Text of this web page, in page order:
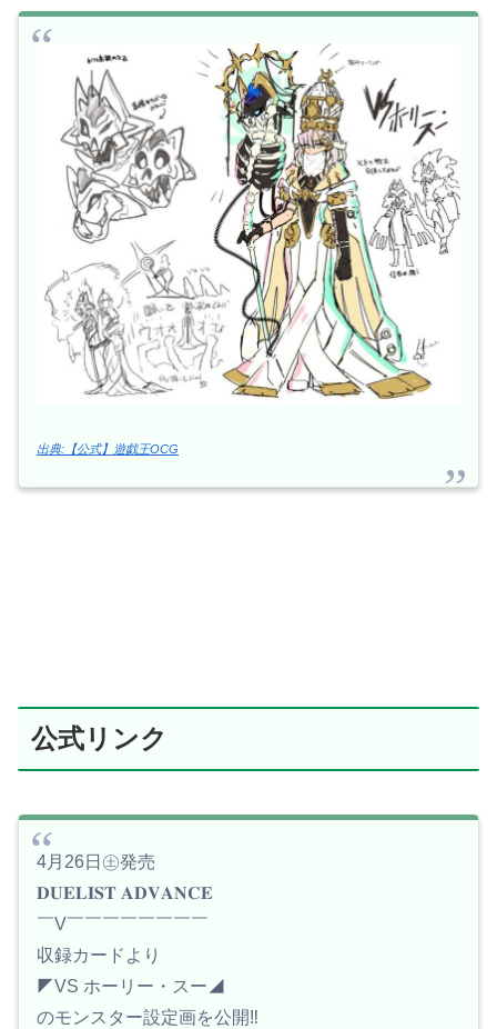
出典:【公式】遊戯王OCG
公式リンク
4月26日㊏発売
𝐃𝐔𝐄𝐋𝐈𝐒𝐓 𝐀𝐃𝐕𝐀𝐍𝐂𝐄
￣V￣￣￣￣￣￣￣￣
収録カードより
◤VS ホーリー・スー◢
のモンスター設定画を公開‼️